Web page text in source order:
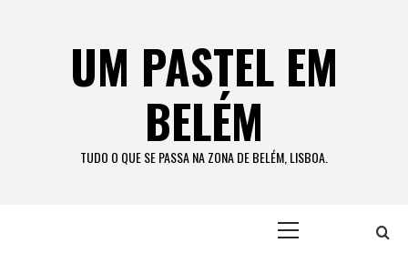
UM PASTEL EM
BELÉM
TUDO O QUE SE PASSA NA ZONA DE BELÉM, LISBOA.